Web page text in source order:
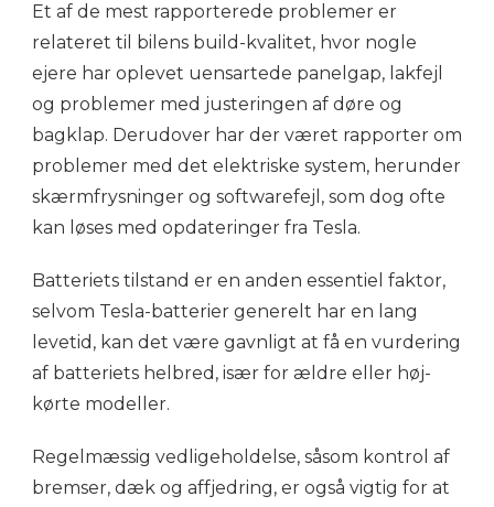
Et af de mest rapporterede problemer er
relateret til bilens build-kvalitet, hvor nogle
ejere har oplevet uensartede panelgap, lakfejl
og problemer med justeringen af døre og
bagklap. Derudover har der været rapporter om
problemer med det elektriske system, herunder
skærmfrysninger og softwarefejl, som dog ofte
kan løses med opdateringer fra Tesla.
Batteriets tilstand er en anden essentiel faktor,
selvom Tesla-batterier generelt har en lang
levetid, kan det være gavnligt at få en vurdering
af batteriets helbred, især for ældre eller høj-
kørte modeller.
Regelmæssig vedligeholdelse, såsom kontrol af
bremser, dæk og affjedring, er også vigtig for at